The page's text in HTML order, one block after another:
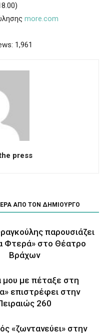
more.com
1,961
press
ΑΠΟ ΤΟΝ ΔΗΜΙΟΥΡΓΟ
παρουσιάζει
Φτερά» στο Θέατρο
Βράχων
μου με πέταξε στη
επιστρέφει στην
260
«ζωντανεύει» στην